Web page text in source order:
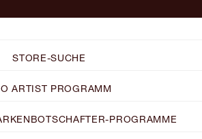
STORE-SUCHE
ARTIST PROGRAMM
PROGRAMME